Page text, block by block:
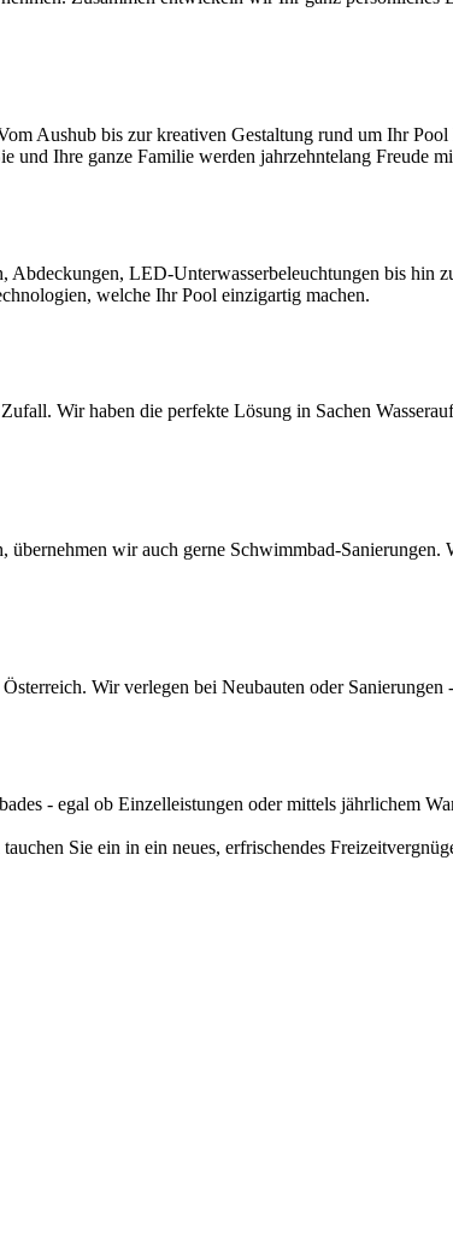
Aushub bis zur kreativen Gestaltung rund um Ihr
und Ihre ganze Familie werden jahrzehntelang Freude
Abdeckungen, LED-Unterwasserbeleuchtungen bis hin
welche Ihr Pool einzigartig machen.
Wir haben die perfekte Lösung in Sachen
wir auch gerne Schwimmbad-
Wir verlegen bei Neubauten oder
- egal ob Einzelleistungen oder mittels jährlichem
Sie ein in ein neues, erfrischendes